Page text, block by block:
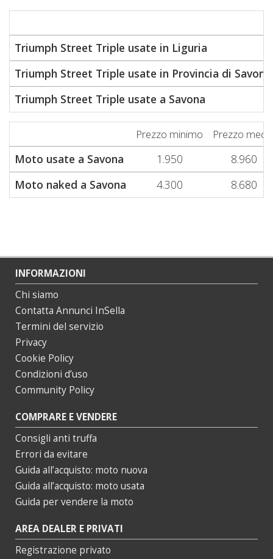
Triumph Street Triple usate in Liguria
Triumph Street Triple usate in Provincia di Savona
Triumph Street Triple usate a Savona
Prezzo minimo Prezzo
Moto usate a Savona 1.950
8.960
Moto naked a Savona
4.300 8.680
INFORMAZIONI
Chi siamo
Contatta Annunci InSella
Termini del servizio
Privacy
Cookie Policy
Condizioni d’uso
Community Policy
COMPRARE E VENDERE
Consigli anti truffa
Errori da evitare
Guida all’acquisto: moto nuova
Guida all’acquisto: moto usata
Guida per vendere la moto
AREA DEALER E PRIVATI
Registrazione privato